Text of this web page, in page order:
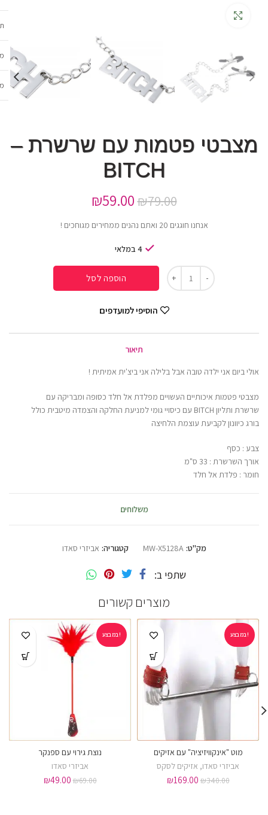
מצבטי פטמות עם שרשרת –
BITCH
₪79.00
₪59.00
אנחנו חוגגים 20 ואתם נהנים ממחירים מגוחכים !
4 במלאי
הוספה לסל
הוסיפי למועדפים
תיאור
אולי ביום אני ילדה טובה אבל בלילה אני ביצ'ית אמיתית !
מצבטי פטמות איכותיים העשויים מפלדת אל חלד כסופה ומבריקה עם
שרשרת ותליון BITCH עם כיסויי גומי למניעת החלקה והצמדה מיטבית כולל
בורג כיוונון לקביעת עוצמת הלחיצה
צבע : כסף
אורך השרשרת : 33 ס"מ
חומר : פלדת אל חלד
משלוחים
מק"ט: MW-X5128A קטגוריה: אביזרי סאדו
שתפי ב
מוצרים קשורים
במבצע!
מוט "אינקוויזיציה" עם אזיקים
אביזרי סאדו, אזיקים לסקס
₪340.00
₪169.00
במבצע!
נוצת גירוי עם ספנקר
אביזרי סאדו
₪69.00
₪49.00